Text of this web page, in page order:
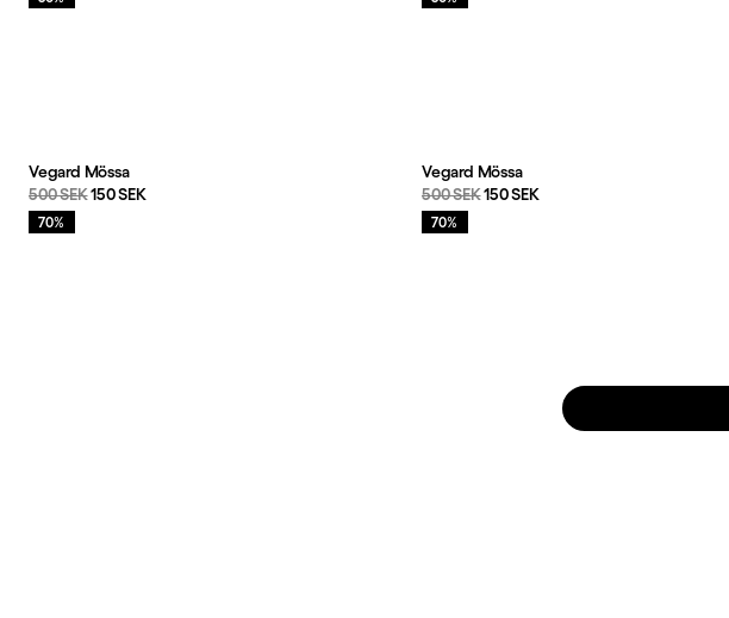
Vegard Mössa
Originalpris:
500 SEKReapris:
150 SEK
Rea:
70%
Vegard Mössa
Originalpris:
500 SEKReapris:
150 SEK
Rea:
70%